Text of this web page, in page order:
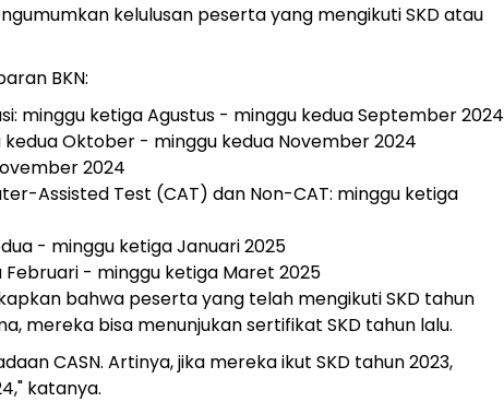
kelulusan peserta yang mengikuti SKD atau
BKN:
minggu ketiga Agustus - minggu kedua September 2024
kedua Oktober - minggu kedua November 2024
2024
Assisted Test (CAT) dan Non-CAT: minggu ketiga
- minggu ketiga Januari 2025
- minggu ketiga Maret 2025
bahwa peserta yang telah mengikuti SKD tahun
mereka bisa menunjukan sertifikat SKD tahun lalu.
CASN. Artinya, jika mereka ikut SKD tahun 2023,
katanya.